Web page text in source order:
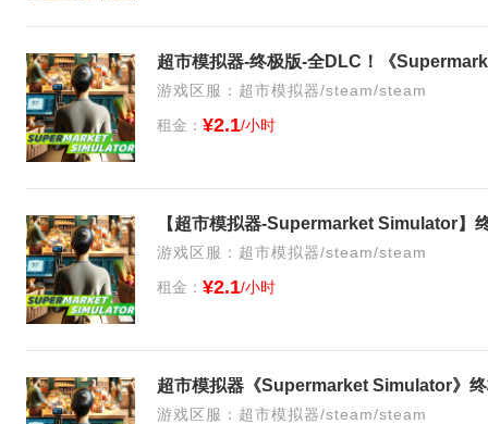
超市模拟器-终极版-全DLC！《
游戏区服：超市模拟器/steam/steam
租金： ¥2.1/小时
【超市模拟器-Supermarket Simulator】
游戏区服：超市模拟器/steam/steam
租金： ¥2.1/小时
超市模拟器《Supermarket Simulator》
游戏区服：超市模拟器/steam/steam